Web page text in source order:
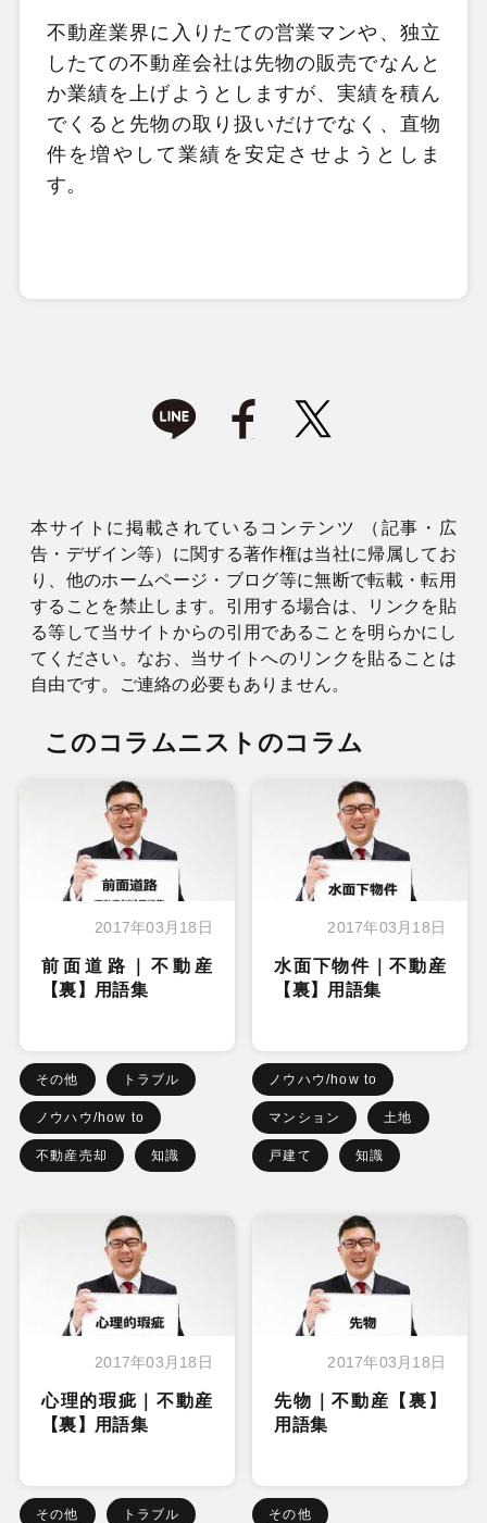
不動産業界に入りたての営業マンや、独立
したての不動産会社は先物の販売でなんと
か業績を上げようとしますが、実績を積ん
でくると先物の取り扱いだけでなく、直物
件を増やして業績を安定させようとしま
す。
本サイトに掲載されているコンテンツ （記事・広
告・デザイン等）に関する著作権は当社に帰属してお
り、他のホームページ・ブログ等に無断で転載・転用
することを禁止します。引用する場合は、リンクを貼
る等して当サイトからの引用であることを明らかにし
てください。なお、当サイトへのリンクを貼ることは
自由です。ご連絡の必要もありません。
このコラムニストのコラム
2017年03月18日
前面道路｜不動産
【裏】用語集
その他 トラブル
ノウハウ/how to
不動産売却 知識
2017年03月18日
水面下物件｜不動産
【裏】用語集
ノウハウ/how to
マンション 土地
戸建て 知識
2017年03月18日
心理的瑕疵｜不動産
【裏】用語集
その他 トラブル
2017年03月18日
先物｜不動産【裏】
用語集
その他